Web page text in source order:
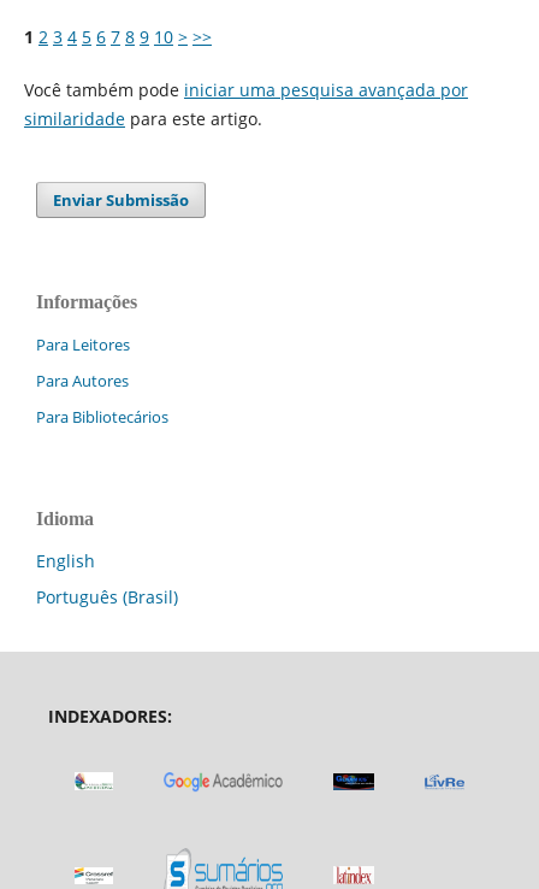
1 2 3 4 5 6 7 8 9 10 > >>
Você também pode iniciar uma pesquisa avançada por
similaridadepara este artigo.
Enviar Submissão
Informações
Para Leitores
Para Autores
Para Bibliotecários
Idioma
English
Português (Brasil)
INDEXADORES: